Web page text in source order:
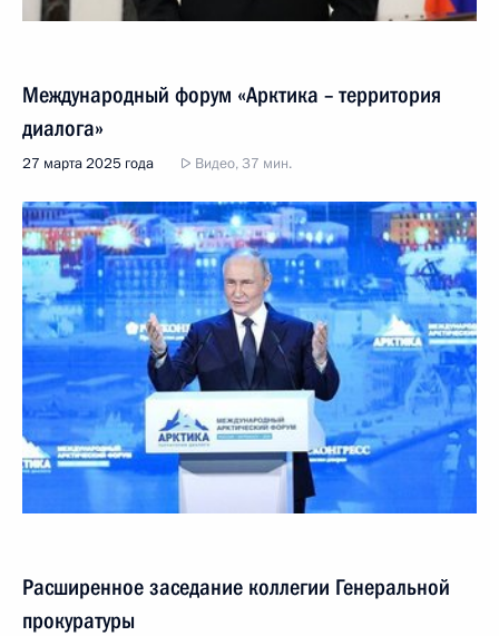
Международный форум «Арктика – территория
диалога»
27 марта 2025 года Видео, 37 мин.
Расширенное заседание коллегии Генеральной
прокуратуры